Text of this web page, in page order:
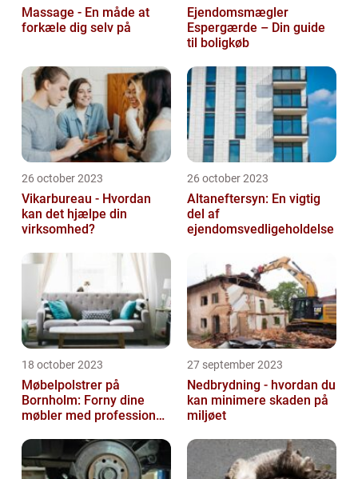
Massage - En måde at
forkæle dig selv på
Ejendomsmægler
Espergærde – Din guide
til boligkøb
26 october 2023
Vikarbureau - Hvordan
kan det hjælpe din
virksomhed?
26 october 2023
Altaneftersyn: En vigtig
del af
ejendomsvedligeholdelse
18 october 2023
Møbelpolstrer på
Bornholm: Forny dine
møbler med professionel
27 september 2023
Nedbrydning - hvordan du
kan minimere skaden på
miljøet